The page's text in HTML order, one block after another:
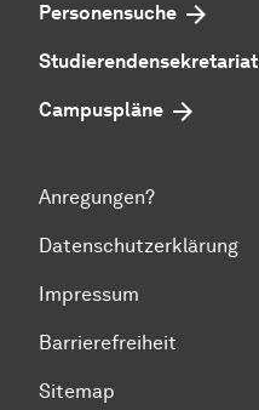
Personensuche
Studierendensekretariat
Campuspläne
Anregungen?
Datenschutzerklärung
Impressum
Barrierefreiheit
Sitemap